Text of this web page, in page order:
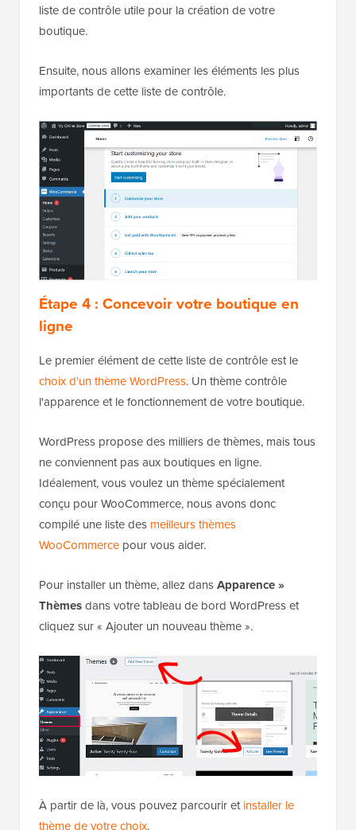
liste de contrôle utile pour la création de votre
boutique.
Ensuite, nous allons examiner les éléments les plus
importants de cette liste de contrôle.
Étape 4 : Concevoir votre boutique en
ligne
Le premier élément de cette liste de contrôle est le
choix d'un thème WordPress. Un thème contrôle
l'apparence et le fonctionnement de votre boutique.
WordPress propose des milliers de thèmes, mais tous
ne conviennent pas aux boutiques en ligne.
Idéalement, vous voulez un thème spécialement
conçu pour WooCommerce, nous avons donc
compilé une liste des meilleurs thèmes
WooCommerce pour vous aider.
Pour installer un thème, allez dansApparence »
Thèmesdans votre tableau de bord WordPress et
cliquez sur « Ajouter un nouveau thème ».
À partir de là, vous pouvez parcourir etinstaller le
thème de votre choix.